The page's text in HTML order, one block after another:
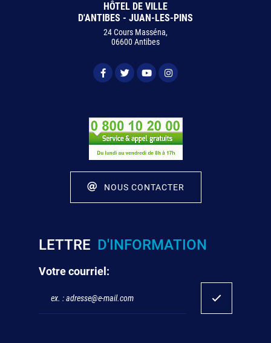
HÔTEL DE VILLE
D'ANTIBES - JUAN-LES-PINS
24 Cours Masséna,
06600 Antibes
NOUS CONTACTER
LETTRE D'INFORMATION
Votre courriel: